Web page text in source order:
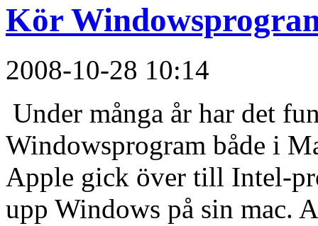
Kör
2008-10-28 10:14
Under många år har det
Windowsprogram både i
Apple gick över till Intel-
upp Windows på sin mac.